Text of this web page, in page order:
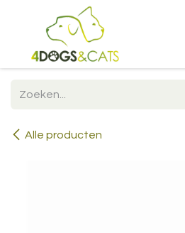
Overslaan naar inhoud
Alle producten